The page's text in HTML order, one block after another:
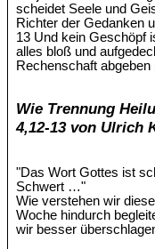
scheidet Seele und
Richter der Gedanken
13 Und kein Geschöpf
alles bloß und
Rechenschaft
Wie Trennung
4,12-13 von Ulrich
"Das Wort Gottes ist
Schwert …"
Wie verstehen wir
Woche hindurch
wir besser